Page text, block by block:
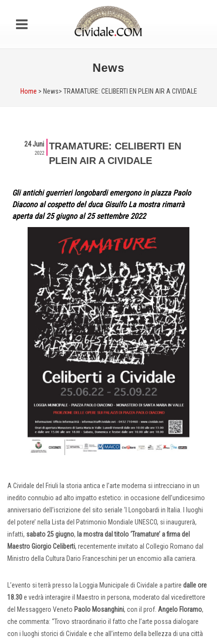
News
Home > News> TRAMATURE: CELIBERTI EN PLEIN AIR A CIVIDALE
24 Juni
2022
TRAMATURE: CELIBERTI EN
PLEIN AIR A CIVIDALE
Gli antichi guerrieri longobardi emergono in piazza Paolo
Diacono al cospetto del duca Gisulfo La mostra rimarrà
aperta dal 25 giugno al 25 settembre 2022
A Cividale del Friuli la storia antica e l’arte moderna si intrecciano in un
inedito connubio ad alto impatto estetico: in occasione dell’undicesimo
anniversario dell’iscrizione del sito seriale ‘I Longobardi in Italia. I luoghi
del potere’ nella Lista del Patrimonio Mondiale UNESCO, si inaugurerà,
infatti, sabato 25 giugno, la mostra dal titolo ‘Tramature’ a firma del
Maestro Giorgio Celiberti, recentemente invitato al Collegio Romano dal
Ministro della Cultura Dario Franceschini per un encomio alla carriera.
L’evento si terrà presso la Loggia Municipale di Cividale a partire dalle ore
18.30e vedrà interagire il Maestro in persona, moderato dal vicedirettore
del Messaggero Veneto Paolo Mosanghini, con il prof. Angelo Floramo,
che commenta: “Trovo straordinario il fatto che l’arte possa dialogare
con i luoghi storici di Cividale e che all’interno della bellezza di una città